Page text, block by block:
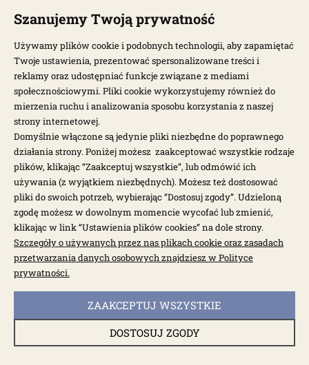
POPULARNE KATEGORIE
POPULARNE MODELE
NEWSLETTER
Otrzymuj najnowsze wiadomości i oferty bezpośrednio na swoją
pocztę.
ZAPISZ SIĘ >
Garbus.pl © 2026
Szanujemy Twoją prywatność
Używamy plików cookie i podobnych technologii, aby zapamiętać
Twoje ustawienia, prezentować spersonalizowane treści i
reklamy oraz udostępniać funkcje związane z mediami
społecznościowymi. Pliki cookie wykorzystujemy również do
mierzenia ruchu i analizowania sposobu korzystania z naszej
strony internetowej.
Domyślnie włączone są jedynie pliki niezbędne do poprawnego
działania strony. Poniżej możesz zaakceptować wszystkie rodzaje
plików, klikając “Zaakceptuj wszystkie”, lub odmówić ich
używania (z wyjątkiem niezbędnych). Możesz też dostosować
pliki do swoich potrzeb, wybierając “Dostosuj zgody”. Udzieloną
zgodę możesz w dowolnym momencie wycofać lub zmienić,
klikając w link “Ustawienia plików cookies” na dole strony.
Szczegóły o używanych przez nas plikach cookie oraz zasadach
przetwarzania danych osobowych znajdziesz w Polityce
prywatności.
DOSTOSUJ ZGODY
ZAAKCEPTUJ WSZYSTKIE